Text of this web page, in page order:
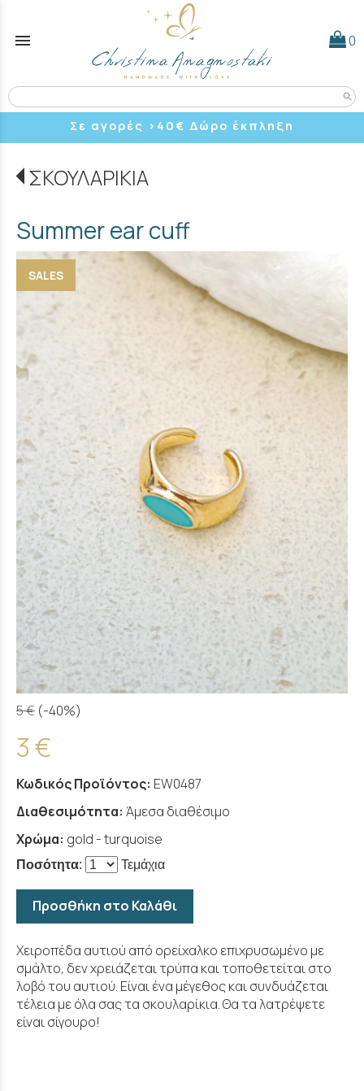
menu 0
search
Σε αγορές >40 € Δώρο έκπληξη
ΣΚΟΥΛΑΡΙΚΙΑ
Summer ear cuff
SALES
5 € (-40%)
3 €
Κωδικός Προϊόντος: EW0487
Διαθεσιμότητα: Άμεσα διαθέσιμο
Χρώμα: gold - turquoise
Ποσότητα: Τεμάχια
Προσθήκη στο Καλάθι
Χειροπέδα αυτιού από ορείχαλκο επιχρυσωμένο με
σμάλτο, δεν χρειάζεται τρύπα και τοποθετείται στο
λοβό του αυτιού. Είναι ένα μέγεθος και συνδυάζεται
τέλεια με όλα σας τα σκουλαρίκια. Θα τα λατρέψετε
είναι σίγουρο!